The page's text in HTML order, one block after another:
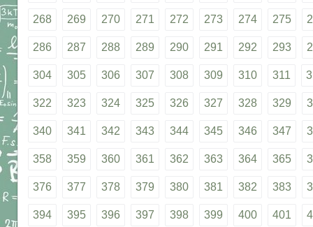
268 269 270 271 272 273 274 275
286 287 288 289 290 291 292 293
304 305 306 307 308 309 310 311
322 323 324 325 326 327 328 329
340 341 342 343 344 345 346 347
358 359 360 361 362 363 364 365
376 377 378 379 380 381 382 383
394 395 396 397 398 399 400 401